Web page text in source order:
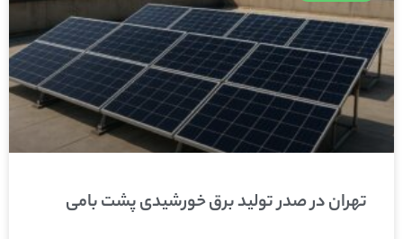
تهران در صدر تولید برق خورشیدی پشت‌ بامی